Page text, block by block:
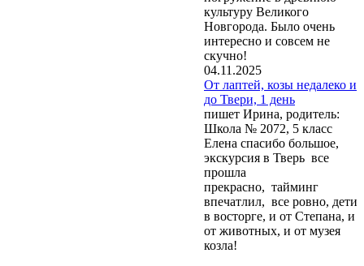
культуру Великого
Новгорода. Было очень
интересно и совсем не
скучно!
04.11.2025
От лаптей, козы недалеко и
до Твери, 1 день
пишет Ирина, родитель:
Школа № 2072, 5 класс
Елена спасибо большое,
экскурсия в Тверь все
прошла
прекрасно, тайминг
впечатлил, все ровно, дети
в восторге, и от Степана, и
от животных, и от музея
козла!